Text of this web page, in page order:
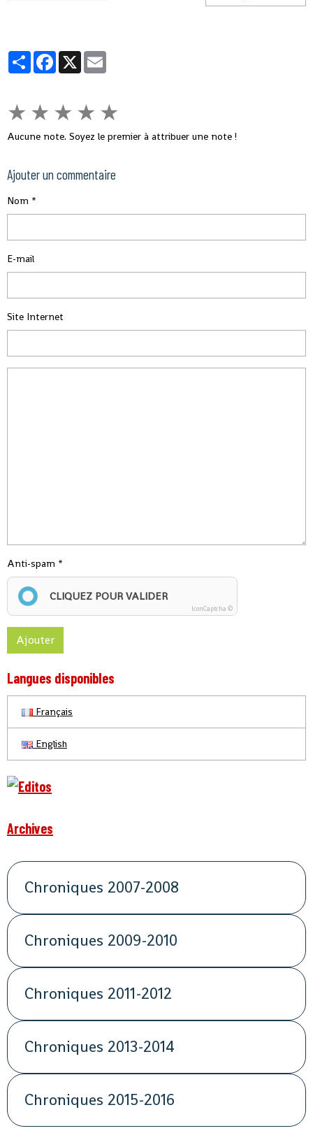
PartagerFacebook
X
★ ★ ★ ★ ★
Aucune note. Soyez le premier à attribuer une note !
Ajouter un commentaire
Nom
E-mail
Site Internet
Anti-spam
CLIQUEZ POUR VALIDER
IconCaptcha ©
Ajouter
Langues disponibles
Français
English
Archives
Chroniques 2007-2008
Chroniques 2009-2010
Chroniques 2011-2012
Chroniques 2013-2014
Chroniques 2015-2016